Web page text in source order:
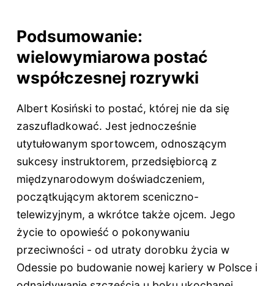
Podsumowanie:
wielowymiarowa postać
współczesnej rozrywki
Albert Kosiński to postać, której nie da się
zaszufladkować. Jest jednocześnie
utytułowanym sportowcem, odnoszącym
sukcesy instruktorem, przedsiębiorcą z
międzynarodowym doświadczeniem,
początkującym aktorem sceniczno-
telewizyjnym, a wkrótce także ojcem. Jego
życie to opowieść o pokonywaniu
przeciwności - od utraty dorobku życia w
Odessie po budowanie nowej kariery w Polsce i